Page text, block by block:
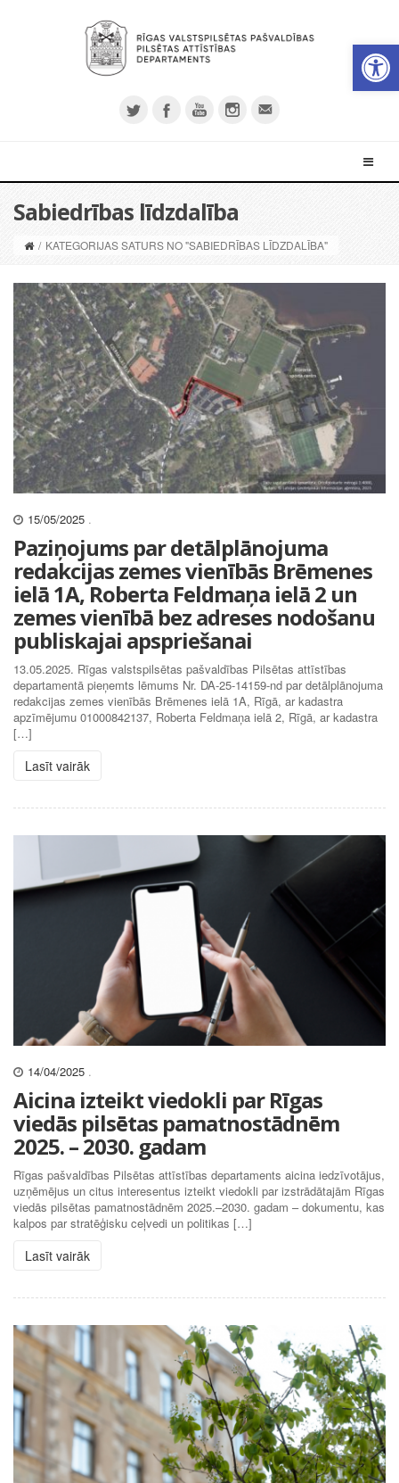
Sabiedrības līdzdalība
/ KATEGORIJAS SATURS NO "SABIEDRĪBAS LĪDZDALĪBA"
15/05/2025 .
Paziņojums par detālplānojuma
redakcijas zemes vienībās Brēmenes
ielā 1A, Roberta Feldmaņa ielā 2 un
zemes vienībā bez adreses nodošanu
publiskajai apspriešanai
13.05.2025. Rīgas valstspilsētas pašvaldības Pilsētas attīstības
departamentā pieņemts lēmums Nr. DA-25-14159-nd par detālplānojuma
redakcijas zemes vienībās Brēmenes ielā 1A, Rīgā, ar kadastra
apzīmējumu 01000842137, Roberta Feldmaņa ielā 2, Rīgā, ar kadastra
[…]
Lasīt vairāk
14/04/2025 .
Aicina izteikt viedokli par Rīgas
viedās pilsētas pamatnostādnēm
2025. – 2030. gadam
Rīgas pašvaldības Pilsētas attīstības departaments aicina iedzīvotājus,
uzņēmējus un citus interesentus izteikt viedokli par izstrādātajām Rīgas
viedās pilsētas pamatnostādnēm 2025.–2030. gadam – dokumentu, kas
kalpos par stratēģisku ceļvedi un politikas […]
Lasīt vairāk